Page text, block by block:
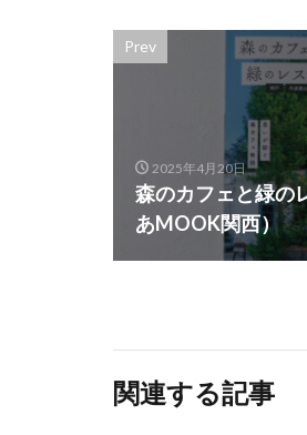
Prev
2025年4月20日
森のカフェと緑
あMOOK関西）
関連する記事